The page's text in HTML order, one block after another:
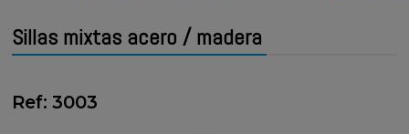
Sillas mixtas acero / madera
Ref: 3003